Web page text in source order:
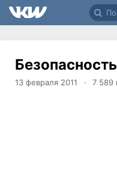
13 февраля 2011 7 589